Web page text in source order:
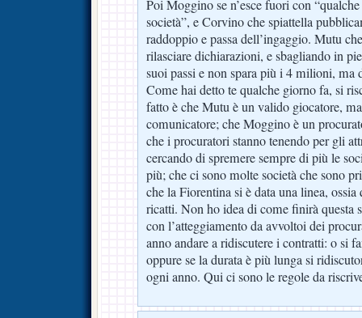
Poi Moggino se n’esce fuori con
società”, e Corvino che spiattella
raddoppio e passa dell’ingaggio. Mutu
rilasciare dichiarazioni, e sbagliando in
suoi passi e non spara più i 4 milioni, ma
Come hai detto te qualche giorno fa, si
fatto è che Mutu è un valido giocatore,
comunicatore; che Moggino è un
che i procuratori stanno tenendo per gli
cercando di spremere sempre di più le
più; che ci sono molte società che sono
che la Fiorentina si è data una linea,
ricatti. Non ho idea di come finirà questa
con l’atteggiamento da avvoltoi dei
anno andare a ridiscutere i contratti: o si
oppure se la durata è più lunga si
ogni anno. Qui ci sono le regole da